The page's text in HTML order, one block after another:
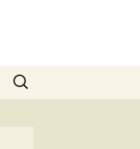
Найти: